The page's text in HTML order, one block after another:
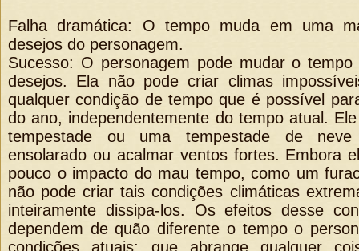
Falha dramática: O tempo muda em uma
desejos do personagem.
Sucesso: O personagem pode mudar o
desejos. Ela não pode criar climas
qualquer condição de tempo que é possível
do ano, independentemente do tempo atual.
tempestade ou uma tempestade de
ensolarado ou acalmar ventos fortes. Embora
pouco o impacto do mau tempo, como um
não pode criar tais condições climáticas
inteiramente dissipa-los. Os efeitos desse
dependem de quão diferente o tempo o
condições atuais; que abrange qualquer